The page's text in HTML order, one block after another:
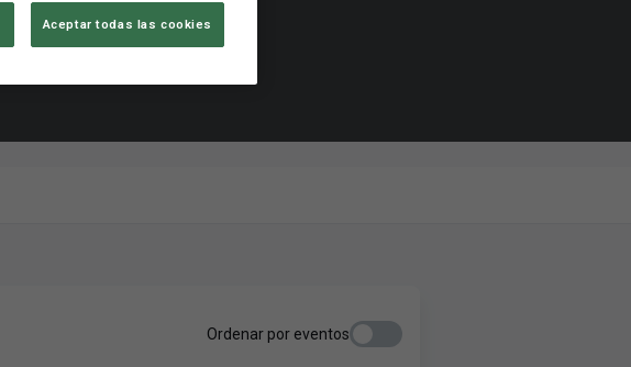
Ordenar por eventos
Aceptar todas las cookies